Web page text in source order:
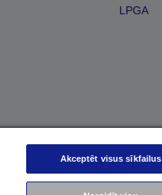
LPGA
Akceptēt visus sīkfailus